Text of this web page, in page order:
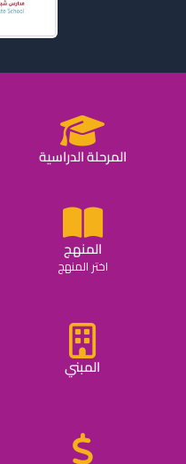
المرحلة الدراسية
المنهج
اختر المنهج
المبني